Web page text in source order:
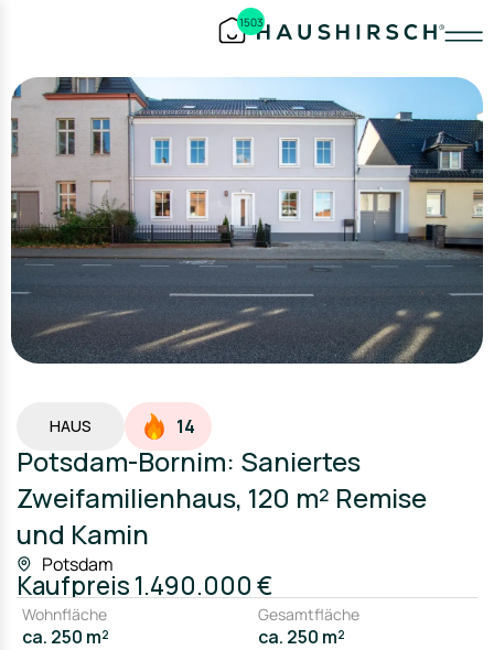
1503
HAUS 14
Potsdam-Bornim: Saniertes
Zweifamilienhaus, 120 m² Remise
und Kamin
Potsdam
Kaufpreis1.490.000 €
Wohnfläche
ca. 250 m²
Gesamtfläche
ca. 250 m²